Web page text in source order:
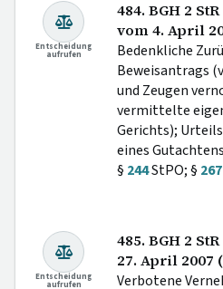
Entscheidung
aufrufen
484. BGH 2
vom 4. April
Bedenkliche
Beweisantrags
und Zeugen
vermittelte
Gerichts);
eines
§ 244StPO; § 267
Entscheidung
aufrufen
485. BGH 2
27. April 2007
Verbotene